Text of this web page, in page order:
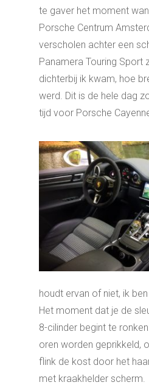
te gaver het moment
Porsche Centrum
verscholen achter een
Panamera Touring Sport
dichterbij ik kwam, hoe
werd. Dit is de hele dag
tijd voor Porsche
houdt ervan of niet, ik
Het moment dat je de
8-cilinder begint te
oren worden geprikkeld,
flink de kost door het
met kraakhelder scherm.